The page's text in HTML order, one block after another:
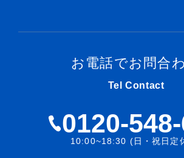
お電話でお問合
Tel Contact
0120-
10:00~18:30 (日・祝日定